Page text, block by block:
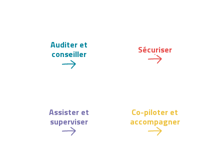
Auditer et
conseiller Sécuriser
Assister et
superviser
Co-piloter et
accompagner